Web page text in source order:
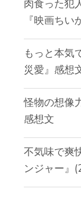
肉食った犯
『映画ち
もっと本気
災愛』感想
怪物の想像
感想文
不気味で爽
ンジャー』